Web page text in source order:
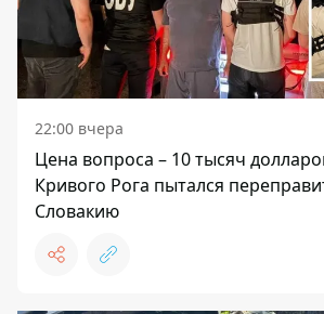
22:00 вчера
Цена вопроса – 10 тысяч
Кривого Рога пытался
Словакию